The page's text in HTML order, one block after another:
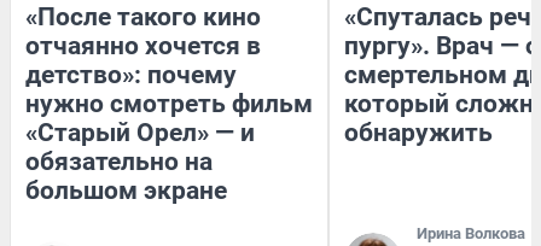
«После такого кино
отчаянно хочется в
детство»: почему
нужно смотреть фильм
«Старый Орел» — и
обязательно на
большом экране
«Спуталась
пургу». Врач — о
смертельном
который
обнаружить
Ирина Волкова